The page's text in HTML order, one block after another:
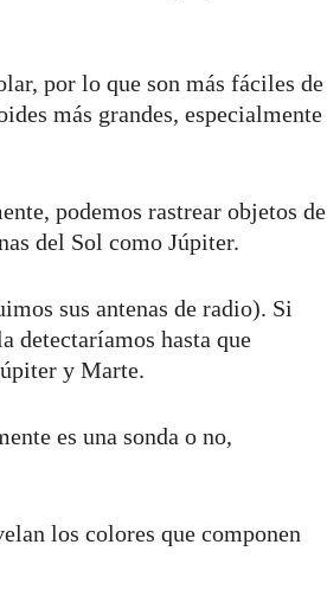
por lo que son más fáciles de
más grandes, especialmente
podemos rastrear objetos de
del Sol como Júpiter.
sus antenas de radio). Si
detectaríamos hasta que
y Marte.
es una sonda o no,
los colores que componen